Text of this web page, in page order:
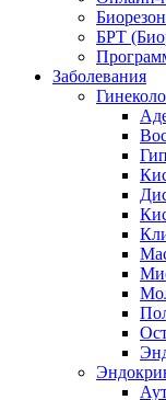
БРТ
Заболевания